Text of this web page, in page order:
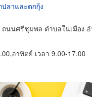
ลาและตกกุ้ง
นนศรีชุมพล ตำบลในเมือง
อาทิตย์ เวลา 9.00-17.00